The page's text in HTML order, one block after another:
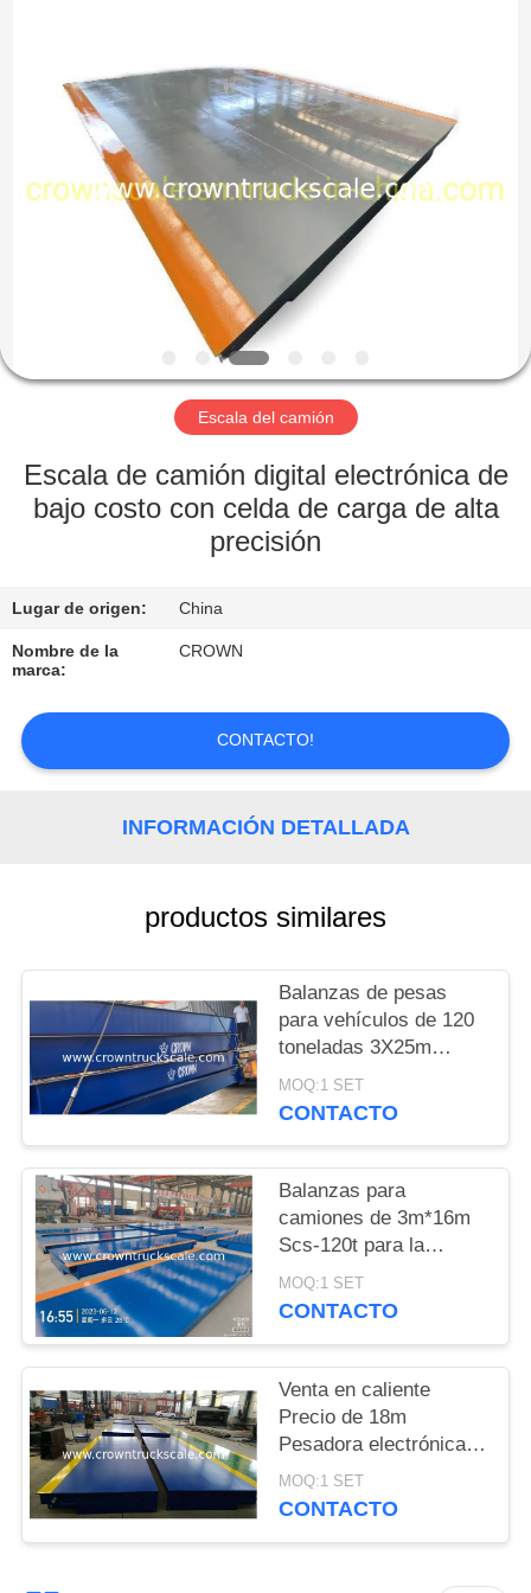
INICIO
PRODUCTOS
NOSOTROS
VISITA
LA
FÁBRICA
DE
CALIDAD
CONTACTO
MAPA
DEL
SITIO
PRIVACY
POLICY
Escala del camión
Escala de camión digital electrónica de
bajo costo con celda de carga de alta
precisión
Lugar de origen: China
Nombre de la
marca:
CROWN
CONTACTO!
INFORMACIÓN DETALLADA
productos similares
Balanzas de pesas
para vehículos de 120
toneladas 3X25m
Balanza de pesas para
camiones
MOQ:1 SET
CONTACTO
Balanzas para
camiones de 3m*16m
Scs-120t para la
pesaje de vehículos
MOQ:1 SET
CONTACTO
Venta en caliente
Precio de 18m
Pesadora electrónica
Balanza 30t 50t 60t 70t
80t 100t
MOQ:1 SET
CONTACTO